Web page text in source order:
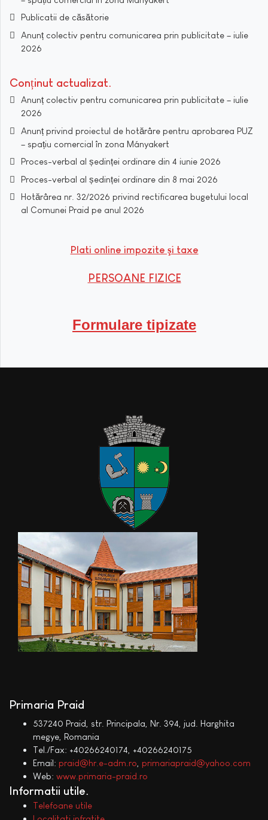
Publicatii de căsătorie
Anunț colectiv pentru comunicarea prin publicitate – iulie
2026
Conținut actualizat
Anunț colectiv pentru comunicarea prin publicitate – iulie
2026
Anunț privind proiectul de hotărâre pentru aprobarea PUZ
– spațiu comercial în zona Mányakert
Proces-verbal al ședinței ordinare din 4 iunie 2026
Proces-verbal al ședinței ordinare din 8 mai 2026
Hotărârea nr. 32/2026 privind rectificarea bugetului local
al Comunei Praid pe anul 2026
Plati online impozite şi taxe
PERSOANE FIZICE
Formulare tipizate
Primaria Praid
537240 Praid, str. Principala, Nr. 394, jud. Harghita
megye, Romania
Tel./Fax: +40266240174, +40266240175
Email: praid@hr.e-adm.ro primariapraid@yahoo.com
Web: www.primaria-praid.ro
Informatii utile
Telefoane utile